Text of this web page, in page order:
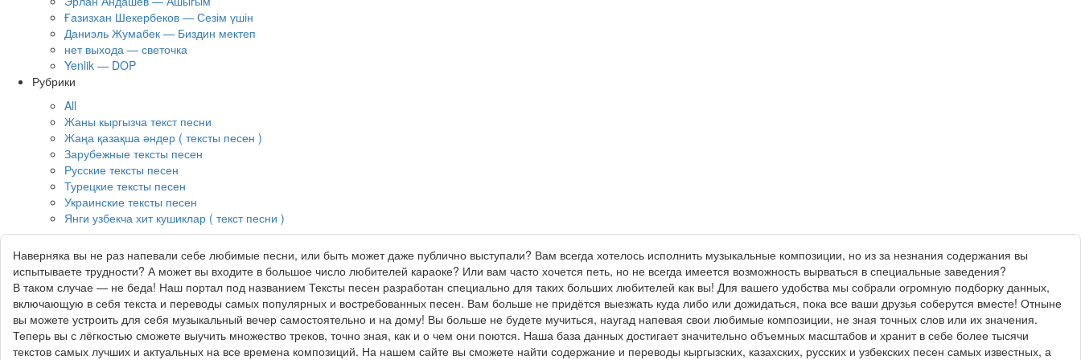
Ғазизхан Шекербеков — Сезім үшін
Даниэль Жумабек — Биздин мектеп
нет выхода — светочка
Yenlik — DOP
Рубрики
All
Жаны кыргызча текст песни
Жаңа қазақша әндер ( тексты песен )
Зарубежные тексты песен
Русские тексты песен
Турецкие тексты песен
Украинские тексты песен
Янги узбекча хит кушиклар ( текст песни )
Наверняка вы не раз напевали себе любимые песни, или быть может даже публично выступали? Вам всегда хотелось исполнить музыкальные композиции, но из за незнания содержания вы
испытываете трудности? А может вы входите в большое число любителей караоке? Или вам часто хочется петь, но не всегда имеется возможность вырваться в специальные заведения?
В таком случае — не беда! Наш портал под названием Тексты песен разработан специально для таких больших любителей как вы! Для вашего удобства мы собрали огромную подборку данных,
включающую в себя текста и переводы самых популярных и востребованных песен. Вам больше не придётся выезжать куда либо или дожидаться, пока все ваши друзья соберутся вместе! Отныне
вы можете устроить для себя музыкальный вечер самостоятельно и на дому! Вы больше не будете мучиться, наугад напевая свои любимые композиции, не зная точных слов или их значения.
Теперь вы с лёгкостью сможете выучить множество треков, точно зная, как и о чем они поются. Наша база данных достигает значительно объемных масштабов и хранит в себе более тысячи
текстов самых лучших и актуальных на все времена композиций. На нашем сайте вы сможете найти содержание и переводы кыргызских, казахских, русских и узбекских песен самых известных, а